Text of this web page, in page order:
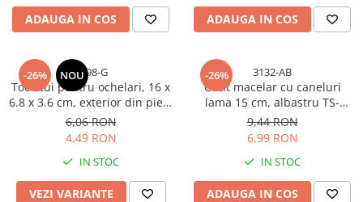
Accesorii fierastraie cu lant
Accesorii fierastraie electrice
Accesorii irigare
Accesorii pompe de apa
Accesorii unelte gradinarit
Articole antidaunatori gradina
Consumabile masini gradinarit
Foarfeci gradinarit
ADAUGA IN COS ADAUGA IN COS
-26% NOU5198-G
Toc etui pentru ochelari, 16 x
6.8 x 3.6 cm, exterior din piele
ecologică texturată, AVI-5198
6,06 RON
4,49 RON
IN STOC
VEZI VARIANTE
-26% 3132-AB
Cutit macelar cu caneluri
lama 15 cm, albastru TS-
31321
9,44 RON
6,99 RON
IN STOC
ADAUGA IN COS